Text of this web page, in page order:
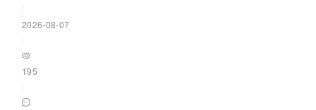
2026-08-07
195